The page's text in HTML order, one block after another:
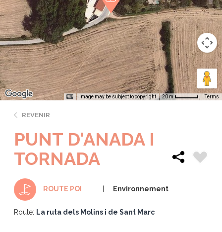
Image may be subject to copyright 20 m Terms
REVENIR
PUNT D'ANADA I
TORNADA
ROUTE POI Environnement
Route: La ruta dels Molins i de Sant Marc